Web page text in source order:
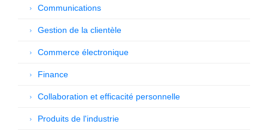
Communications
Gestion de la clientèle
Commerce électronique
Finance
Collaboration et efficacité personnelle
Produits de l'industrie